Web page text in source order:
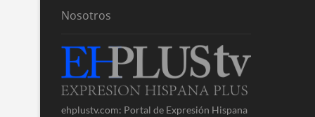
Nosotros
ehplustv.com: Portal de Expresión Hispana